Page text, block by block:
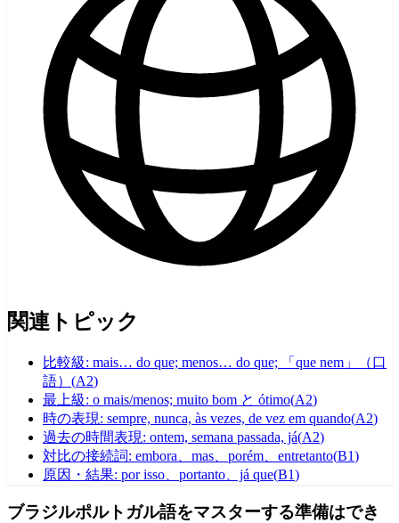
関連トピック
比較級: mais… do que; menos… do que; 「que nem」（口
語） (A2)
最上級: o mais/menos; muito bom と ótimo(A2)
時の表現: sempre, nunca, às vezes, de vez em quando(A2)
過去の時間表現: ontem, semana passada, já(A2)
対比の接続詞: embora、mas、porém、entretanto(B1)
原因・結果: por isso、portanto、já que(B1)
ブラジルポルトガル語をマスターする準備はでき